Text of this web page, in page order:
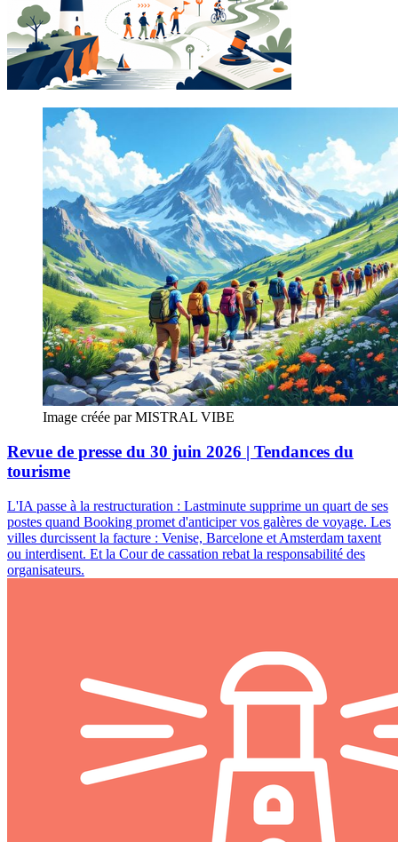
Image créée par MISTRAL VIBE
Revue de presse du 30 juin 2026 | Tendances du
tourisme
L'IA passe à la restructuration : Lastminute supprime un quart de ses
postes quand Booking promet d'anticiper vos galères de voyage. Les
villes durcissent la facture : Venise, Barcelone et Amsterdam taxent
ou interdisent. Et la Cour de cassation rebat la responsabilité des
organisateurs.